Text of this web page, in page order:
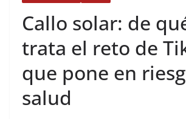
Callo solar: de
trata el reto de
que pone en
salud